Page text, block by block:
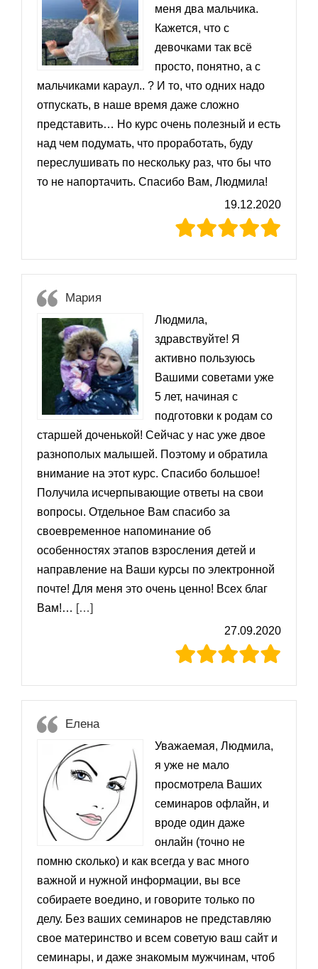
меня два мальчика.
Кажется, что с
девочками так всё
просто, понятно, а с
мальчиками караул.. ? И то, что одних надо
отпускать, в наше время даже сложно
представить… Но курс очень полезный и есть
над чем подумать, что проработать, буду
переслушивать по нескольку раз, что бы что
то не напортачить. Спасибо Вам, Людмила!
19.12.2020
Мария
Людмила,
здравствуйте! Я
активно пользуюсь
Вашими советами уже
5 лет, начиная с
подготовки к родам со
старшей доченькой! Сейчас у нас уже двое
разнополых малышей. Поэтому и обратила
внимание на этот курс. Спасибо большое!
Получила исчерпывающие ответы на свои
вопросы. Отдельное Вам спасибо за
своевременное напоминание об
особенностях этапов взросления детей и
направление на Ваши курсы по электронной
почте! Для меня это очень ценно! Всех благ
Вам!… […]«Мария»
27.09.2020
Елена
Уважаемая, Людмила,
я уже не мало
просмотрела Ваших
семинаров офлайн, и
вроде один даже
онлайн (точно не
помню сколько) и как всегда у вас много
важной и нужной информации, вы все
собираете воедино, и говорите только по
делу. Без ваших семинаров не представляю
свое материнство и всем советую ваш сайт и
семинары, и даже знакомым мужчинам, чтоб